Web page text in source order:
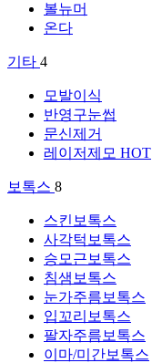
볼뉴머
온다
기타 4
모발이식
반영구눈썹
문신제거
레이저제모 HOT
보톡스 8
스킨보톡스
사각턱보톡스
승모근보톡스
침샘보톡스
눈가주름보톡스
입꼬리보톡스
팔자주름보톡스
이마/미간보톡스